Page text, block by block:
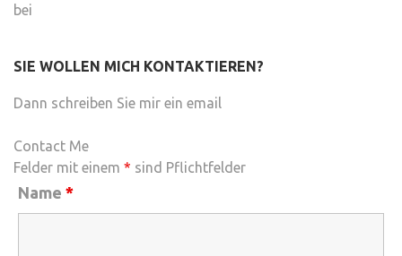
bei
SIE WOLLEN MICH KONTAKTIEREN?
Dann schreiben Sie mir ein email
Contact Me
Felder mit einem * sind Pflichtfelder
Name *